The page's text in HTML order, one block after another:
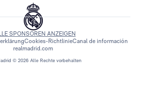
© 2026 Alle Rechte vorbehalten
SPONSOREN ANZEIGEN
Cookies-RichtlinieCanal de información
realmadrid.com